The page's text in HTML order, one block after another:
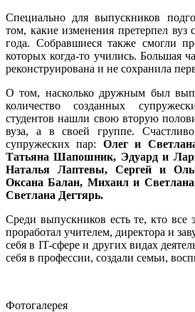
Специально для выпускников
том, какие изменения претерпел вуз
года. Собравшиеся также смогли
которых когда-то учились. Большая
реконструирована и не сохранила
О том, насколько дружным был
количество созданных
студентов нашли свою вторую
вуза, а в своей группе.
супружеских пар: Олег и
Татьяна Шапошник, Эдуард и
Наталья Лаптевы, Сергей и
Оксана Балан, Михаил и
Светлана Дегтярь.
Среди выпускников есть те, кто все
проработал учителем, директора и
себя в IT-сфере и других видах
себя в профессии, создали семьи,
Фотогалерея